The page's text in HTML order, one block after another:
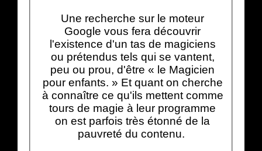
Une recherche sur le moteur
Google vous fera découvrir
l'existence d'un tas de magiciens
ou prétendus tels qui se vantent,
peu ou prou, d'être « le Magicien
pour enfants. » Et quant on cherche
à connaître ce qu'ils mettent comme
tours de magie à leur programme
on est parfois très étonné de la
pauvreté du contenu.